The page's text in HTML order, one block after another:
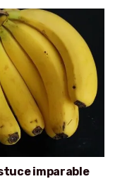
imparable